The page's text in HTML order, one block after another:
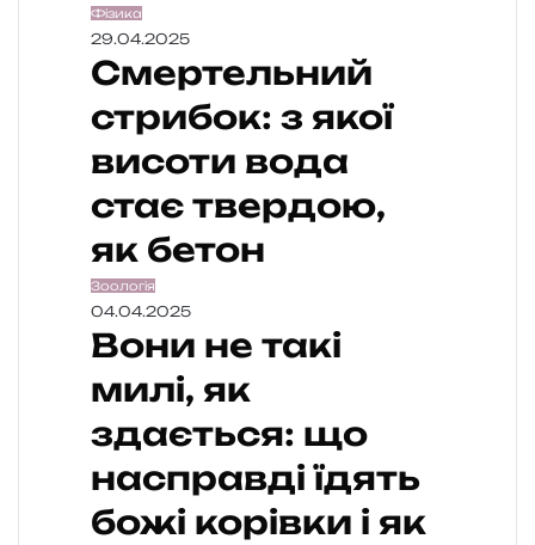
Фізика
29.04.2025
Смертельний
стрибок: з якої
висоти вода
стає твердою,
як бетон
Зоологія
04.04.2025
Вони не такі
милі, як
здається: що
насправді їдять
божі корівки і як